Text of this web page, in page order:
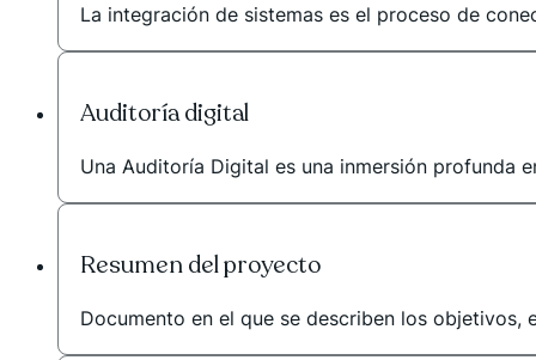
La integración de sistemas es el proceso de
Auditoría digital
Una Auditoría Digital es una inmersión profunda
Resumen del proyecto
Documento en el que se describen los